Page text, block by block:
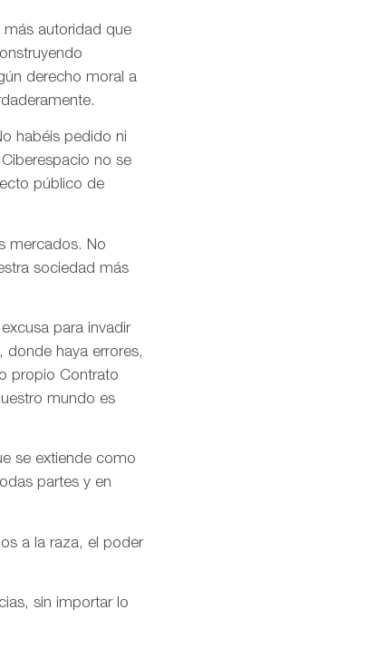
más autoridad que
derecho moral a
habéis pedido ni
no se
público de
mercados. No
sociedad más
para invadir
donde haya errores,
propio Contrato
mundo es
se extiende como
partes y en
a la raza, el poder
sin importar lo